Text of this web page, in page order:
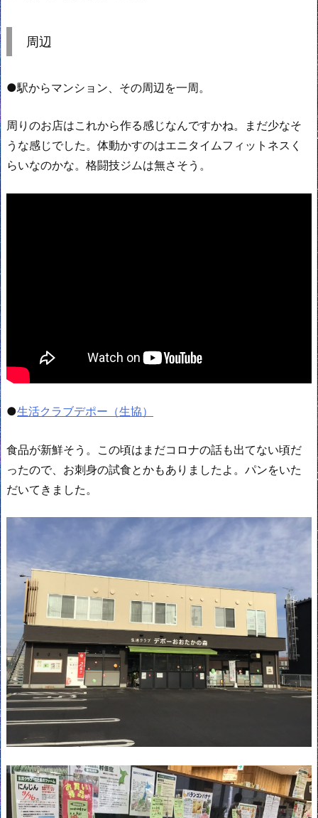
周辺
●駅からマンション、その周辺を一周。
周りのお店はこれから作る感じなんですかね。まだ少なそ
うな感じでした。体動かすのはエニタイムフィットネスく
らいなのかな。格闘技ジムは無さそう。
●生活クラブデポー（生協）
食品が新鮮そう。この頃はまだコロナの話も出てない頃だ
ったので、お刺身の試食とかもありましたよ。パンをいた
だいてきました。